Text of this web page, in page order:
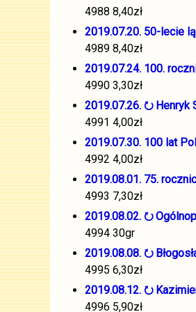
4988 8,40zł
2019.07.20. 50-lecie
4989 8,40zł
2019.07.24. 100.
4990 3,30zł
2019.07.26. ⭮ Henryk
4991 4,00zł
2019.07.30. 100 lat
4992 4,00zł
2019.08.01. 75.
4993 7,30zł
2019.08.02. ⭮
4994 30gr
2019.08.08. ⭮
4995 6,30zł
2019.08.12. ⭮
4996 5,90zł